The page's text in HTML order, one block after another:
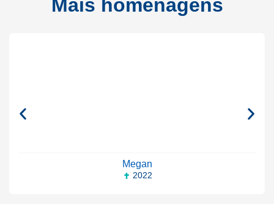
Mais homenagens
Megan
2022